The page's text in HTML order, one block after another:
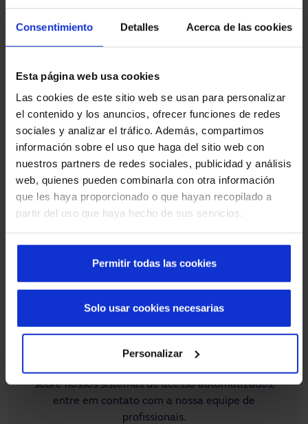
Consentimiento Detalles Acerca de las cookies
Esta página web usa cookies
Las cookies de este sitio web se usan para personalizar
el contenido y los anuncios, ofrecer funciones de redes
sociales y analizar el tráfico. Además, compartimos
información sobre el uso que haga del sitio web con
nuestros partners de redes sociales, publicidad y análisis
web, quienes pueden combinarla con otra información
que les haya proporcionado o que hayan recopilado a
partir del uso que haya hecho de sus servicios.
Permitir todas las cookies
Personalizar
Solo usar cookies necesarias
integração com plataformas inteligentes de
gestão.
Todos os sistemas incorporam sensores,
controles e automatismos que garantem um uso
seguro e cumprem as normas vigentes.
Experiência multissetorial
Trabalhamos em hospitais, aeroportos, varejo,
indústria e edifícios corporativos, oferecendo
soluções confiáveis em ambientes de alta
exigência.
sobre nossos sistemas de acesso automatizados,
entre em contato com a nossa equipe de
profissionais.